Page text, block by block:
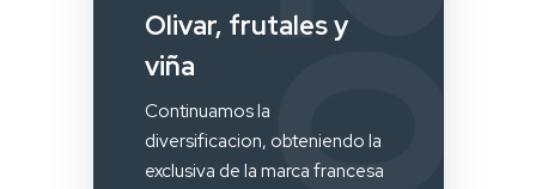
Olivar, frutales y
viña
Continuamos la
diversificacion, obteniendo la
exclusiva de la marca francesa